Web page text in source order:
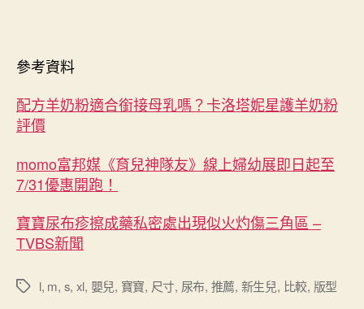
參考資料
配方羊奶粉適合銜接母乳嗎？卡洛塔妮星護羊奶粉
評價
momo富邦媒《育兒神隊友》線上婦幼展即日起至
7/31優惠開跑！
寶寶尿布疹擦成藥私密處出現似火灼傷三角區 –
TVBS新聞
標
l, m, s, xl, 嬰兒, 寶寶, 尺寸, 尿布, 推薦, 新生兒, 比較, 版型